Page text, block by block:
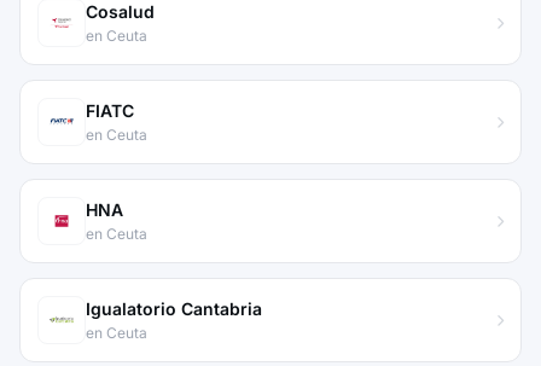
Cosalud
en Ceuta
FIATC
en Ceuta
HNA
en Ceuta
Igualatorio Cantabria
en Ceuta